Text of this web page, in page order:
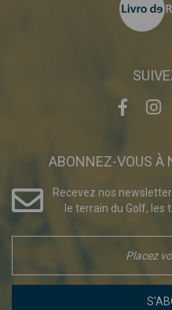
ABONNEZ-VOUS À
Recevez nos
le terrain du Golf, les